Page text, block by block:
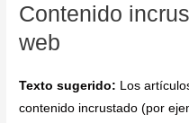
Contenido
web
Texto sugerido: Los
contenido incrustado (por